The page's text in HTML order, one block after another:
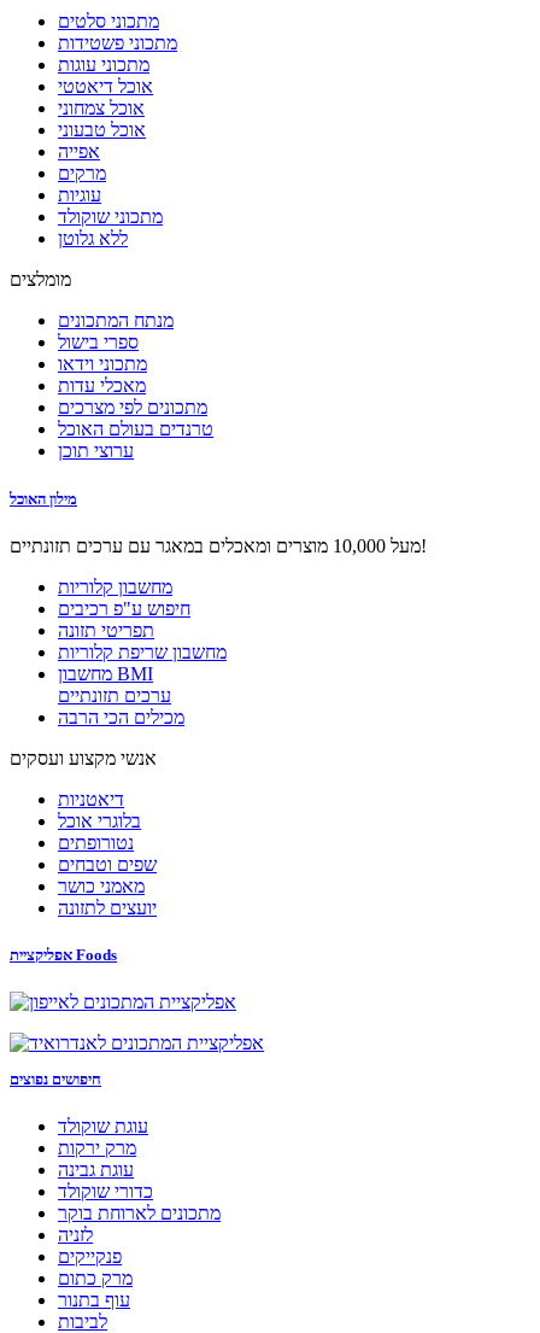
מתכוני סלטים
מתכוני פשטידות
מתכוני עוגות
אוכל דיאטטי
אוכל צמחוני
אוכל טבעוני
אפייה
מרקים
עוגיות
מתכוני שוקולד
ללא גלוטן
מומלצים
מנתח המתכונים
ספרי בישול
מתכוני וידאו
מאכלי עדות
מתכונים לפי מצרכים
טרנדים בעולם האוכל
ערוצי תוכן
מילון האוכל
מעל 10,000 מוצרים ומאכלים במאגר עם ערכים תזונתיים!
מחשבון קלוריות
חיפוש ע"פ רכיבים
תפריטי תזונה
מחשבון שריפת קלוריות
מחשבון BMI
ערכים תזונתיים
מכילים הכי הרבה
אנשי מקצוע ועסקים
דיאטניות
בלוגרי אוכל
נטורופתים
שפים וטבחים
מאמני כושר
יועצים לתזונה
אפליקציית Foods
חיפושים נפוצים
עוגת שוקולד
מרק ירקות
עוגת גבינה
כדורי שוקולד
מתכונים לארוחת בוקר
לזניה
פנקייקים
מרק כתום
עוף בתנור
לביבות